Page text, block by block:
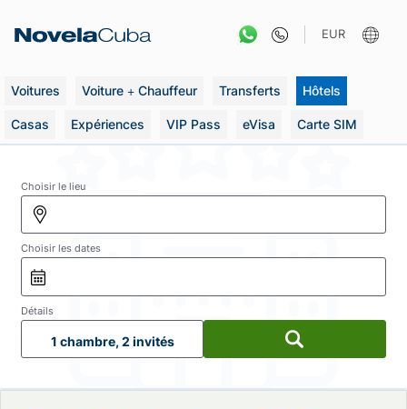
EUR
Voitures Voiture + Chauffeur Transferts Hôtels
Casas Expériences VIP Pass eVisa Carte SIM
Choisir le lieu
Choisir les dates
Détails
1 chambre, 2 invités